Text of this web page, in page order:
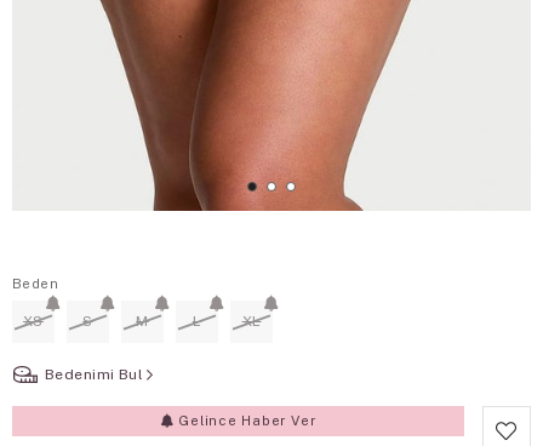
Beden
XS S M L XL
Bedenimi Bul
Gelince Haber Ver